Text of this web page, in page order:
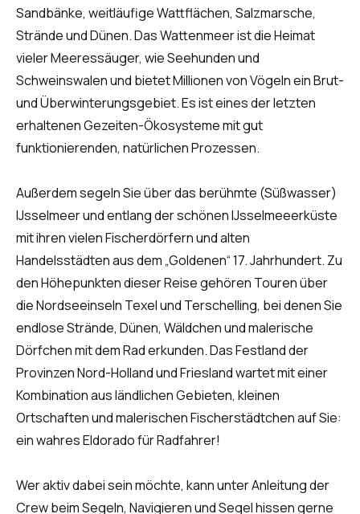
Sandbänke, weitläufige Wattflächen, Salzmarsche,
Strände und Dünen. Das Wattenmeer ist die Heimat
vieler Meeressäuger, wie Seehunden und
Schweinswalen und bietet Millionen von Vögeln ein Brut-
und Überwinterungsgebiet. Es ist eines der letzten
erhaltenen Gezeiten-Ökosysteme mit gut
funktionierenden, natürlichen Prozessen.
Außerdem segeln Sie über das berühmte (Süßwasser)
IJsselmeer und entlang der schönen IJsselmeeerküste
mit ihren vielen Fischerdörfern und alten
Handelsstädten aus dem „Goldenen“ 17. Jahrhundert. Zu
den Höhepunkten dieser Reise gehören Touren über
die Nordseeinseln Texel und Terschelling, bei denen Sie
endlose Strände, Dünen, Wäldchen und malerische
Dörfchen mit dem Rad erkunden. Das Festland der
Provinzen Nord-Holland und Friesland wartet mit einer
Kombination aus ländlichen Gebieten, kleinen
Ortschaften und malerischen Fischerstädtchen auf Sie:
ein wahres Eldorado für Radfahrer!
Wer aktiv dabei sein möchte, kann unter Anleitung der
Crew beim Segeln, Navigieren und Segel hissen gerne